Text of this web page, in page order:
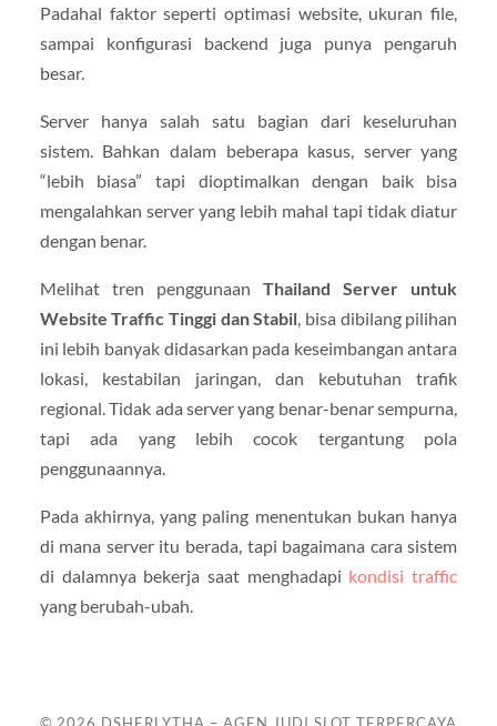
Padahal faktor seperti optimasi website, ukuran file,
sampai konfigurasi backend juga punya pengaruh
besar.
Server hanya salah satu bagian dari keseluruhan
sistem. Bahkan dalam beberapa kasus, server yang
“lebih biasa” tapi dioptimalkan dengan baik bisa
mengalahkan server yang lebih mahal tapi tidak diatur
dengan benar.
Melihat tren penggunaanThailand Server untuk
Website Traffic Tinggi dan Stabil, bisa dibilang pilihan
ini lebih banyak didasarkan pada keseimbangan antara
lokasi, kestabilan jaringan, dan kebutuhan trafik
regional. Tidak ada server yang benar-benar sempurna,
tapi ada yang lebih cocok tergantung pola
penggunaannya.
Pada akhirnya, yang paling menentukan bukan hanya
di mana server itu berada, tapi bagaimana cara sistem
di dalamnya bekerja saat menghadapi kondisi traffic
yang berubah-ubah.